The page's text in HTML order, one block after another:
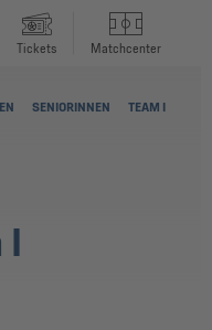
Tickets Matchcenter
SENIORINNEN
TEAM I
I